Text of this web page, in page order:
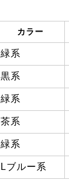
カラー
緑系
黒系
緑系
茶系
緑系
Lブルー系